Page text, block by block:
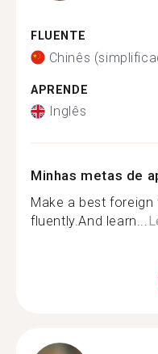
FLUENTE
Chinês
APRENDE
Inglês
Minhas metas de
Make a best foreign
fluently.And learn...